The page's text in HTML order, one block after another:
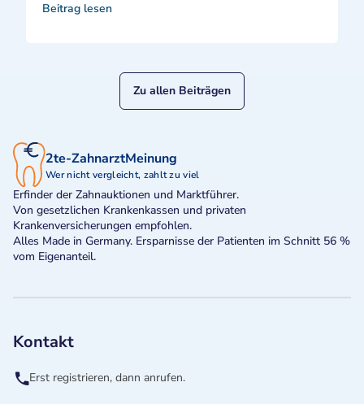
Beitrag lesen
Zu allen Beiträgen
2te-ZahnarztMeinung
Wer nicht vergleicht, zahlt zu viel
Erfinder der Zahnauktionen und Marktführer.
Von gesetzlichen Krankenkassen und privaten
Krankenversicherungen empfohlen.
Alles Made in Germany. Ersparnisse der Patienten im Schnitt 56 %
vom Eigenanteil.
Kontakt
Erst registrieren, dann anrufen.